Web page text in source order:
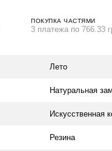
ПОКУПКА ЧАСТЯМИ
3 платежа по 766.33
Лето
Натуральная
Искусственная
Резина